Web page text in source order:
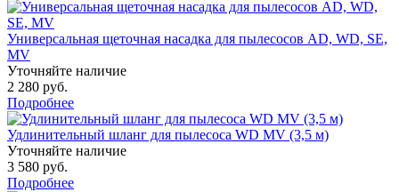
Универсальная щеточная насадка для пылесосов AD, WD, SE,
MV
Уточняйте наличие
2 280 руб.
Подробнее
Удлинительный шланг для пылесоса WD MV (3,5 м)
Уточняйте наличие
3 580 руб.
Подробнее